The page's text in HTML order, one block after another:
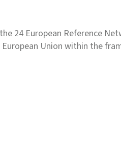
24 European Reference
European Union within the